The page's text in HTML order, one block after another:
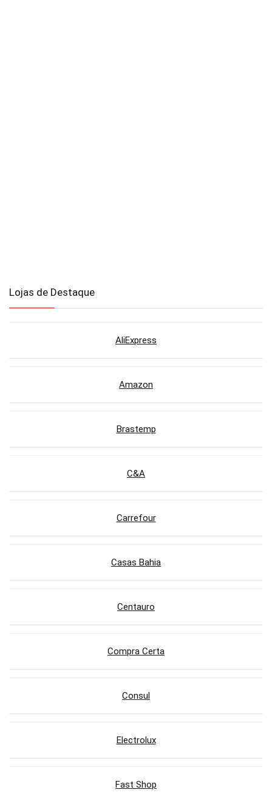
Lojas de Destaque
AliExpress
Amazon
Brastemp
C&A
Carrefour
Casas Bahia
Centauro
Compra Certa
Consul
Electrolux
Fast Shop